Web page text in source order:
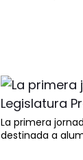
La primera
destinada a